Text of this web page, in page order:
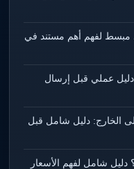
مبسط لفهم أهم مستند في
عملي قبل إرسال
الخارج: دليل شامل قبل
شامل لفهم الأسعار